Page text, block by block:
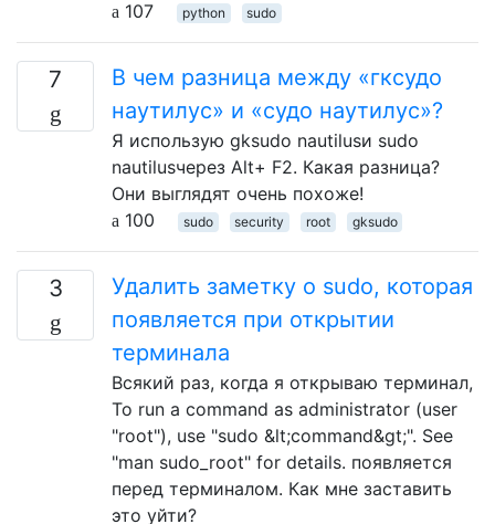
107
python sudo
7
В чем разница между «гксудо
наутилус» и «судо наутилус»?
Я использую gksudo nautilusи sudo
nautilusчерез Alt+ F2. Какая разница?
Они выглядят очень похоже!
100
sudo security root gksudo
3
Удалить заметку о sudo, которая
появляется при открытии
терминала
Всякий раз, когда я открываю терминал,
To run a command as administrator (user
"root"), use "sudo &lt;command&gt;". See
"man sudo_root" for details. появляется
перед терминалом. Как мне заставить
это уйти?